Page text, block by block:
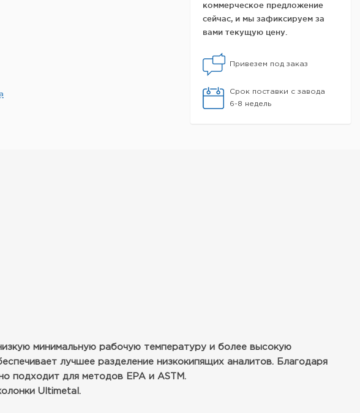
коммерческое предложение
сейчас, и мы зафиксируем за
вами текущую цену.
Привезем под заказ
Срок поставки с завода
6-8 недель
минимальную рабочую температуру и более высокую
лучшее разделение низкокипящих аналитов. Благодаря
подходит для методов EPA и ASTM.
Ultimetal.